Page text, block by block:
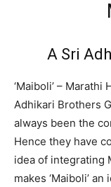
A Sri
‘Maiboli’ –
Adhikari Brothers
always been the
Hence they have
idea of integrating
makes ‘Maiboli’